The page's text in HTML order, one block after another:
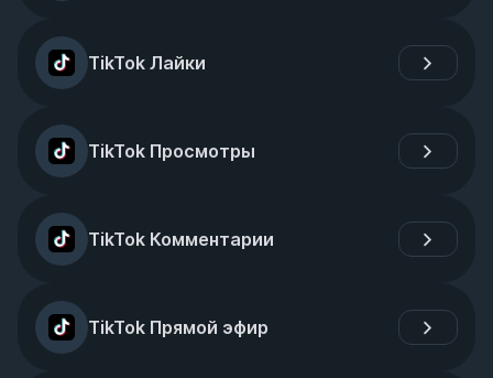
TikTok Лайки
TikTok Просмотры
TikTok Комментарии
TikTok Прямой эфир